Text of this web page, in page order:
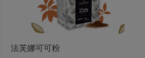
法芙娜可可粉